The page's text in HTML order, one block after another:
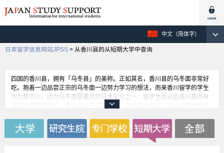
中文（简体字）
日本留学信息网站JPSS > 从香川县的从短期大学中查询
四国的香川县，拥有「乌冬县」的美称。正如其名，香川县的乌冬面非常好
吃。抱着一边品尝正宗的乌冬面一边努力学习的想法，而来香川留学的学生
也为数不少。因为乌冬面是著名的日本文化之一，留学生因对此感兴趣而来
留学非常能够理解。香川县位于四国北部，濒临濑户内海，湿润温暖的气候
正好与四国的自然有着恰到好处的协调感，因此吸引了很多留学生。